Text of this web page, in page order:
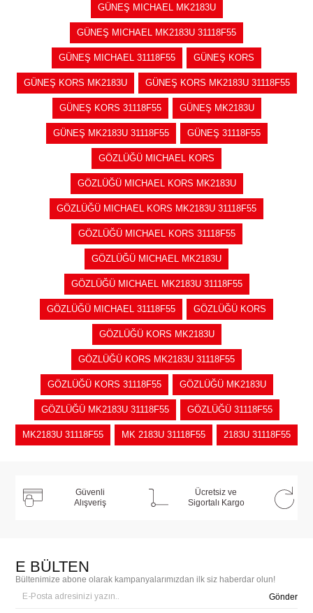
GÜNEŞ MICHAEL MK2183U
GÜNEŞ MICHAEL MK2183U 31118F55
GÜNEŞ MICHAEL 31118F55 GÜNEŞ KORS
GÜNEŞ KORS MK2183U GÜNEŞ KORS MK2183U 31118F55
GÜNEŞ KORS 31118F55 GÜNEŞ MK2183U
GÜNEŞ MK2183U 31118F55 GÜNEŞ 31118F55
GÖZLÜĞÜ MICHAEL KORS
GÖZLÜĞÜ MICHAEL KORS MK2183U
GÖZLÜĞÜ MICHAEL KORS MK2183U 31118F55
GÖZLÜĞÜ MICHAEL KORS 31118F55
GÖZLÜĞÜ MICHAEL MK2183U
GÖZLÜĞÜ MICHAEL MK2183U 31118F55
GÖZLÜĞÜ MICHAEL 31118F55 GÖZLÜĞÜ KORS
GÖZLÜĞÜ KORS MK2183U
GÖZLÜĞÜ KORS MK2183U 31118F55
GÖZLÜĞÜ KORS 31118F55 GÖZLÜĞÜ MK2183U
GÖZLÜĞÜ MK2183U 31118F55 GÖZLÜĞÜ 31118F55
MK2183U 31118F55 MK 2183U 31118F55 2183U 31118F55
Güvenli
Alışveriş
Ücretsiz ve
Sigortalı Kargo
E BÜLTEN
Bültenimize abone olarak kampanyalarımızdan ilk siz haberdar olun!
Gönder